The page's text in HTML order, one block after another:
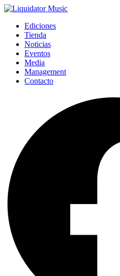
Ediciones
Tienda
Noticias
Eventos
Media
Management
Contacto